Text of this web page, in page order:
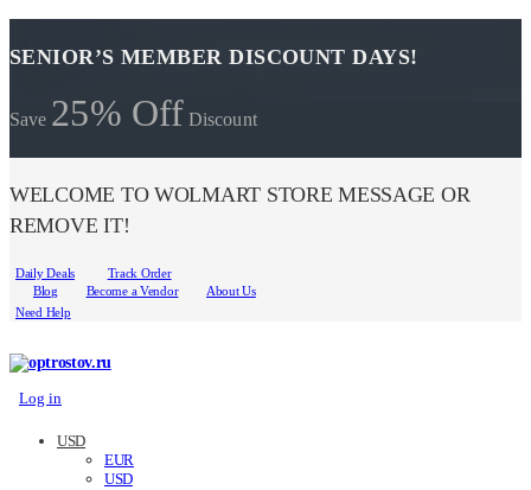
SENIOR’S MEMBER DISCOUNT DAYS!
Save 25% Off Discount
WELCOME TO WOLMART STORE MESSAGE OR
REMOVE IT!
Daily Deals
Track Order
Blog
Become a Vendor
About Us
Need Help
Log in
USD
EUR
USD